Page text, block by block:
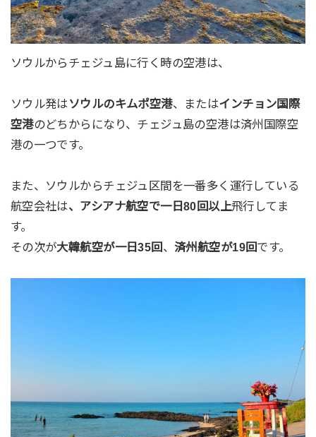
ソウルからチェジュ島に行く時の空港は、
ソウル発はソウルのキムポ空港、またはインチョン国際
空港のどちからになり、チェジュ島の空港は済州国際空
港の一つです。
また、ソウルからチェジュ区間を一番多く運行している
航空会社は、アシアナ航空で一日80回以上飛行してま
す。
その次が大韓航空が一日35回 、済州航空が19回です。